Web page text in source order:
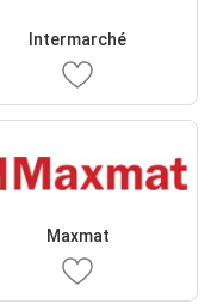
Intermarché
Maxmat